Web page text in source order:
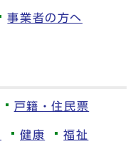
事業者の方へ
戸籍・住民票
健康 福祉